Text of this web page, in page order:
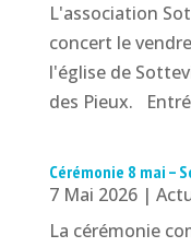
L'association
concert le
l'église de
des Pieux.
Cérémonie 8 mai –
7 Mai 2026|
La cérémonie